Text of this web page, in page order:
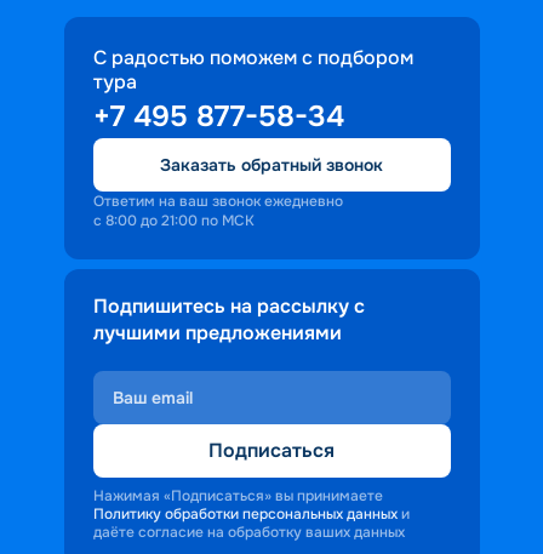
С радостью поможем с подбором
тура
+7 495 877-58-34
Заказать обратный звонок
Ответим на ваш звонок ежедневно
с 8:00 до 21:00 по МСК
Подпишитесь на рассылку с
лучшими предложениями
Подписаться
Нажимая «Подписаться» вы принимаете
Политику обработки персональных данных и
даёте согласие на обработку ваших данных